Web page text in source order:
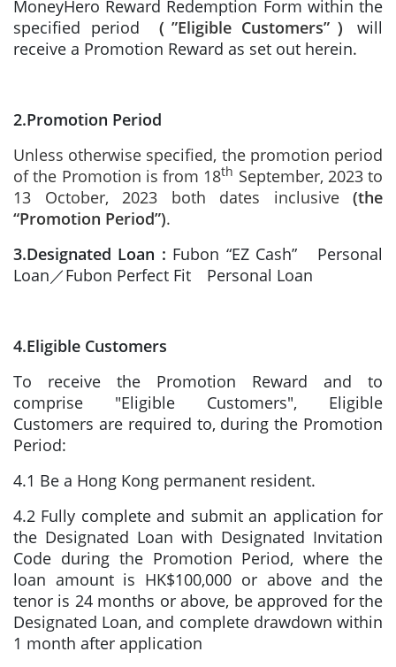
MoneyHero Reward Redemption Form within the
specified period
（”Eligible Customers”） will
receive a Promotion Reward as set out herein.
2.Promotion Period
Unless otherwise specified, the promotion period
of the Promotion is from 18th September, 2023 to
13 October, 2023 both dates inclusive(the
“Promotion Period”).
3.Designated Loan : Fubon “EZ Cash” Personal
Loan／Fubon Perfect Fit Personal Loan
4.Eligible Customers
To receive the Promotion Reward and to
comprise "Eligible Customers", Eligible
Customers are required to, during the Promotion
Period:
4.1 Be a Hong Kong permanent resident.
4.2 Fully complete and submit an application for
the Designated Loan with Designated Invitation
Code during the Promotion Period, where the
loan amount is HK$100,000 or above and the
tenor is 24 months or above, be approved for the
Designated Loan, and complete drawdown within
1 month after application